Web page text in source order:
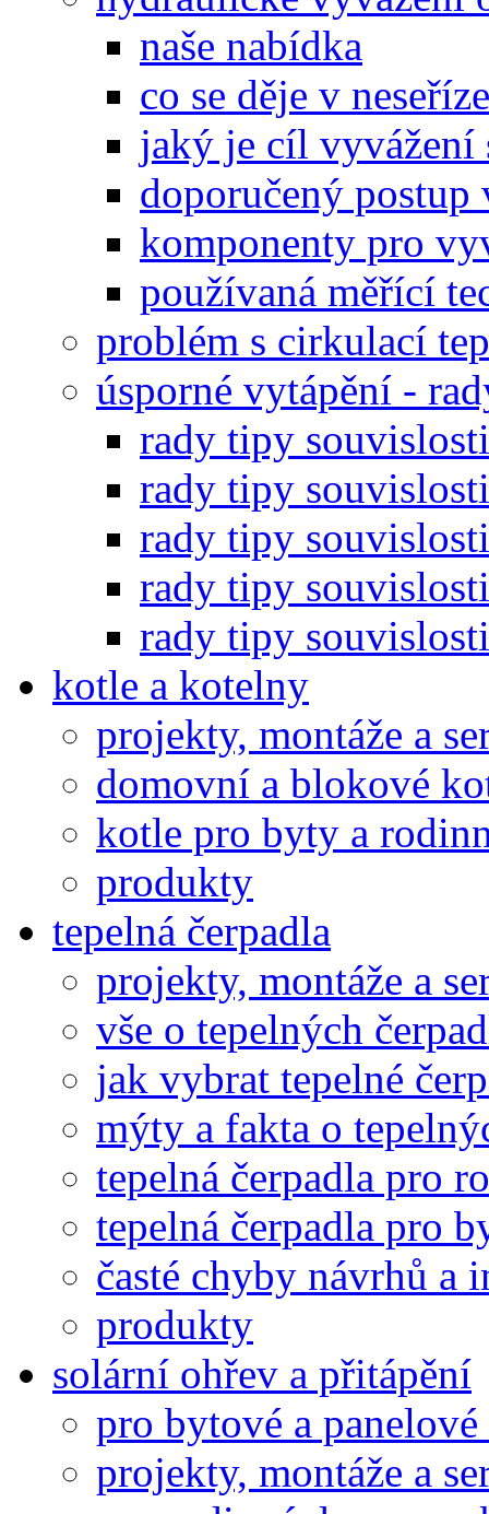
naše nabídka
co se děje v
jaký je cíl vyvážení
doporučený
komponenty pro
používaná měřící
problém s cirkulací
úsporné vytápění -
rady tipy
rady tipy
rady tipy
rady tipy
rady tipy
kotle a kotelny
projekty, montáže a
domovní a blokové
kotle pro byty a
produkty
tepelná čerpadla
projekty, montáže a
vše o tepelných
jak vybrat tepelné
mýty a fakta o
tepelná čerpadla pro
tepelná čerpadla pro
časté chyby návrhů a
produkty
solární ohřev a přitápění
pro bytové a
projekty, montáže a